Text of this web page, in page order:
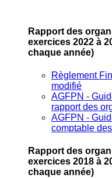
Rapport des
exercices 2022 à
chaque année)
Règlement
modifié
AGFPN ‐
rapport des
AGFPN ‐
comptable
Rapport des
exercices 2018 à
chaque année)